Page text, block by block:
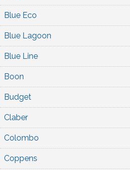
Blue Eco
Blue Lagoon
Blue Line
Boon
Budget
Claber
Colombo
Coppens